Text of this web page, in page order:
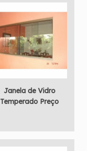
Janela de Vidro
Temperado Preço